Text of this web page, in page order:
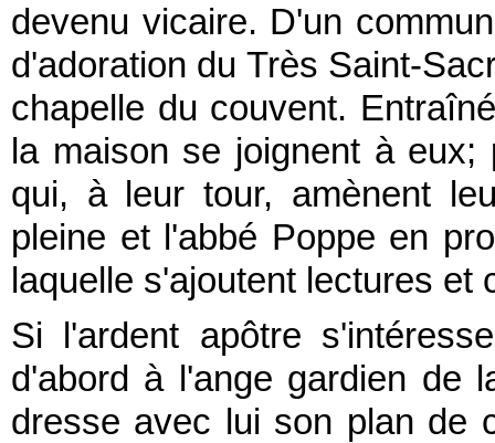
devenu vicaire. D'un
d'adoration du Très Saint-
chapelle du couvent.
la maison se joignent à
qui, à leur tour, amènent
pleine et l'abbé Poppe en
laquelle s'ajoutent lectures et
Si l'ardent apôtre
d'abord à l'ange gardien de
dresse avec lui son plan de